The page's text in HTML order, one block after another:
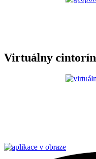
Virtuálny cintorín